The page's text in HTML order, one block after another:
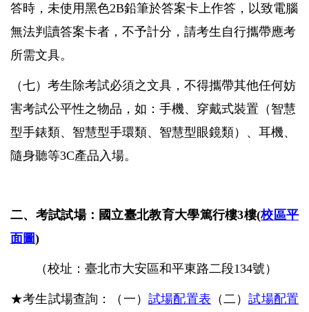
答時，未使用黑色2B鉛筆於答案卡上作答，以致電腦
無法判讀答案卡者，不予計分，請考生自行攜帶應考
所需文具。
（七） 考生除考試必須之文具，不得攜帶其他任何妨
害考試公平性之物品，如：手機、穿戴式裝置（智慧
型手錶類、智慧型手環類、智慧型眼鏡類）、耳機、
隨身聽等3C產品入場。
二、考試試場：國立臺北教育大學篤行樓3樓(校區平
面圖)
（校址：臺北市大安區和平東路二段134號）
★考生試場查詢：（一） 試場配置表 （二）試場配置